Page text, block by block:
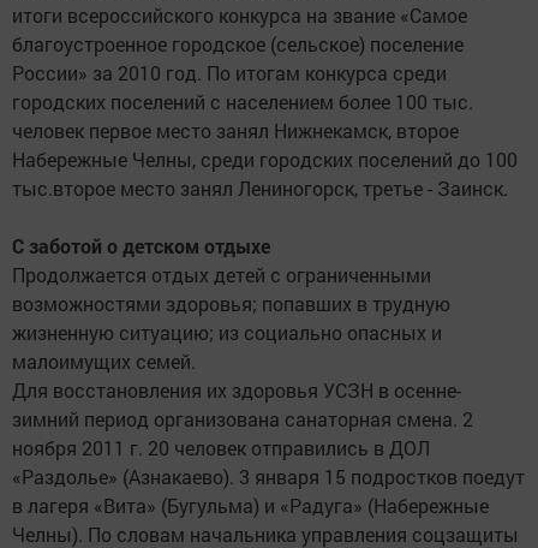
итоги всероссийского конкурса на звание «Самое
благоустроенное городское (сельское) поселение
России» за 2010 год. По итогам конкурса среди
городских поселений с населением более 100 тыс.
человек первое место занял Нижнекамск, второе
Набережные Челны, среди городских поселений до 100
тыс.второе место занял Лениногорск, третье - Заинск.
С заботой о детском отдыхе
Продолжается отдых детей с ограниченными
возможностями здоровья; попавших в трудную
жизненную ситуацию; из социально опасных и
малоимущих семей.
Для восстановления их здоровья УСЗН в осенне-
зимний период организована санаторная смена. 2
ноября 2011 г. 20 человек отправились в ДОЛ
«Раздолье» (Азнакаево). 3 января 15 подростков поедут
в лагеря «Вита» (Бугульма) и «Радуга» (Набережные
Челны). По словам начальника управления соцзащиты